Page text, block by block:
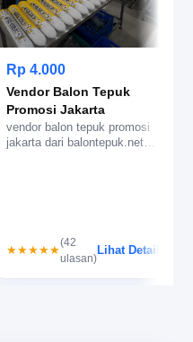
Rp 4.000
Vendor Balon Tepuk
Promosi Jakarta
vendor balon tepuk promosi
jakarta dari balontepuk.net
★★★★★
(42
ulasan)
Lihat Detail